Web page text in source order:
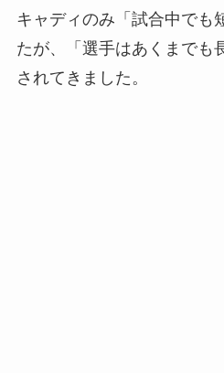
キャディのみ「試合中でも
たが、「選手はあくまでも
されてきました。